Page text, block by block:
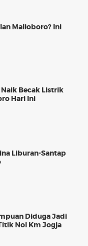
Malioboro? Ini
Becak Listrik
Hari Ini
Liburan-Santap
Diduga Jadi
Nol Km Jogja